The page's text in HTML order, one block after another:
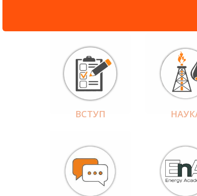
ВСТУП